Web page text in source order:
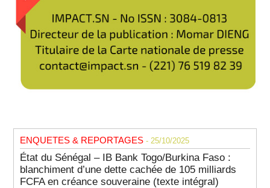
ENQUETES & REPORTAGES - 25/10/2025
État du Sénégal – IB Bank Togo/Burkina Faso :
blanchiment d’une dette cachée de 105 milliards
FCFA en créance souveraine (texte intégral)